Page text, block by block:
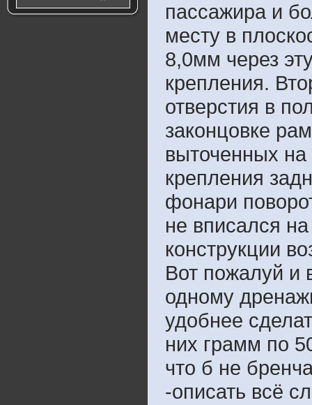
пассажира и
месту в
8,0мм через
крепления.
отверстия в
законцовке
выточенных
крепления
фонари
не вписался
конструкции
Вот пожалуй и
одному
удобнее
них грамм по
что б не
-описать всё